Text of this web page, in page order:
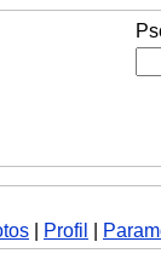
Profil